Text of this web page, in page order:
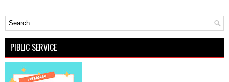
PIBLIC SERVICE